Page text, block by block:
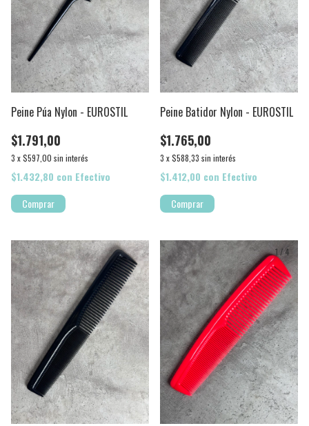
Peine Púa Nylon - EUROSTIL
$1.791,00
3 x$597,00 sin interés
$1.432,80 con Efectivo
Peine Batidor Nylon - EUROSTIL
$1.765,00
3 x$588,33 sin interés
$1.412,00 con Efectivo
1 /4